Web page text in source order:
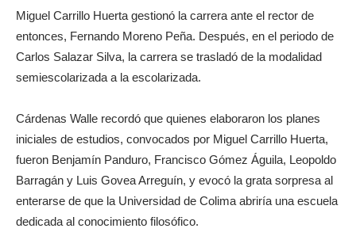
Miguel Carrillo Huerta gestionó la carrera ante el rector de
entonces, Fernando Moreno Peña. Después, en el periodo de
Carlos Salazar Silva, la carrera se trasladó de la modalidad
semiescolarizada a la escolarizada.
Cárdenas Walle recordó que quienes elaboraron los planes
iniciales de estudios, convocados por Miguel Carrillo Huerta,
fueron Benjamín Panduro, Francisco Gómez Águila, Leopoldo
Barragán y Luis Govea Arreguín, y evocó la grata sorpresa al
enterarse de que la Universidad de Colima abriría una escuela
dedicada al conocimiento filosófico.